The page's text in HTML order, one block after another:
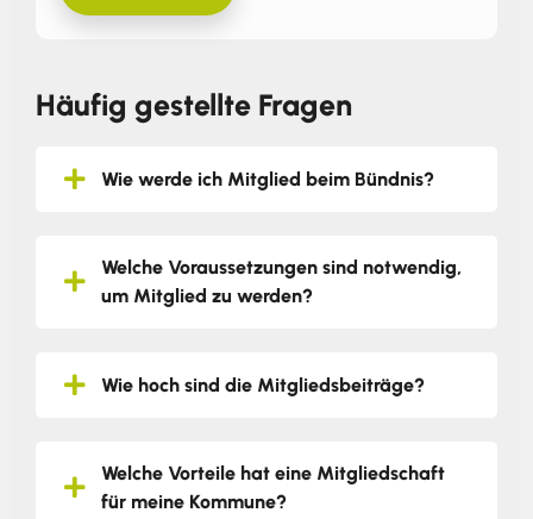
Häufig gestellte Fragen
Wie werde ich Mitglied beim Bündnis?
Welche Voraussetzungen sind notwendig,
um Mitglied zu werden?
Wie hoch sind die Mitgliedsbeiträge?
Welche Vorteile hat eine Mitgliedschaft
für meine Kommune?